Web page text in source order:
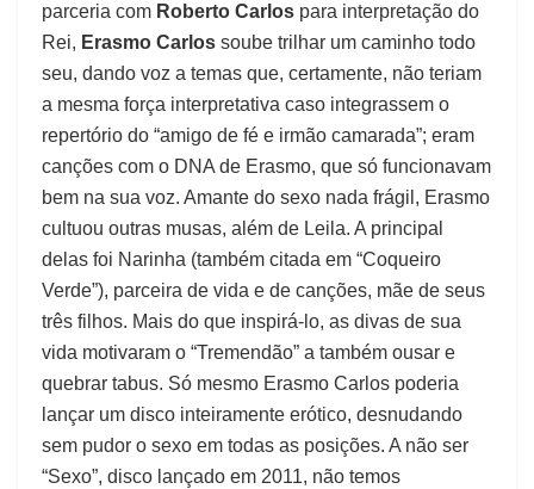
parceria com Roberto Carlos para interpretação do
Rei, Erasmo Carlos soube trilhar um caminho todo
seu, dando voz a temas que, certamente, não teriam
a mesma força interpretativa caso integrassem o
repertório do “amigo de fé e irmão camarada”; eram
canções com o DNA de Erasmo, que só funcionavam
bem na sua voz. Amante do sexo nada frágil, Erasmo
cultuou outras musas, além de Leila. A principal
delas foi Narinha (também citada em “Coqueiro
Verde”), parceira de vida e de canções, mãe de seus
três filhos. Mais do que inspirá-lo, as divas de sua
vida motivaram o “Tremendão” a também ousar e
quebrar tabus. Só mesmo Erasmo Carlos poderia
lançar um disco inteiramente erótico, desnudando
sem pudor o sexo em todas as posições. A não ser
“Sexo”, disco lançado em 2011, não temos